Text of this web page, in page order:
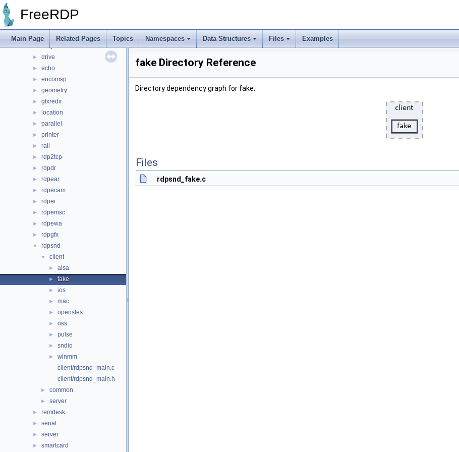
FreeRDP
Main Page Related Pages Topics Namespaces Data Structures Files Examples
► client
► drdynvc
► drive
► echo
► encomsp
► geometry
► gfxredir
► location
► parallel
► printer
► rail
► rdp2tcp
► rdpdr
► rdpear
► rdpecam
► rdpei
► rdpemsc
► rdpewa
► rdpgfx
▼ rdpsnd
▼ client
► alsa
► fake
► ios
► mac
► opensles
► oss
► pulse
► sndio
►
winmm
client/rdpsnd_main.c
client/rdpsnd_main.h
► common
► server
► remdesk
► serial
► server
► smartcard
fake Directory Reference
Directory dependency graph for fake:
Files
rdpsnd_fake.c